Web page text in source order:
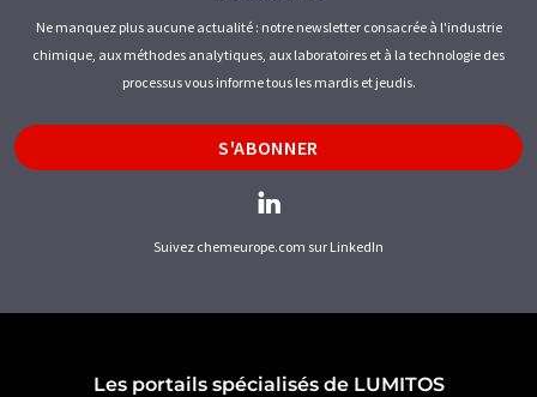
Ne manquez plus aucune actualité : notre newsletter consacrée à l'industrie
chimique, aux méthodes analytiques, aux laboratoires et à la technologie des
processus vous informe tous les mardis et jeudis.
S'ABONNER
Suivez chemeurope.com sur LinkedIn
Les portails spécialisés de LUMITOS